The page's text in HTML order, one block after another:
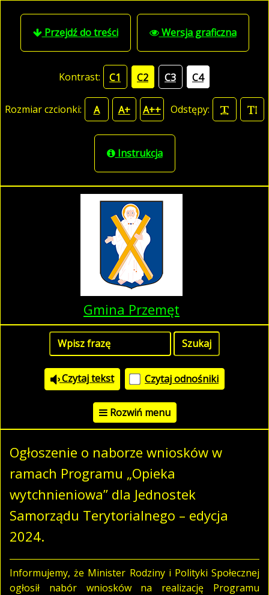
Przejdź do treści Wersja graficzna
Kontrast: C1 C2 C3 C4
Rozmiar czcionki: A A+ A++ Odstępy:
Instrukcja
Gmina Przemęt
Czytaj tekst Czytaj odnośniki
Rozwiń menu
Ogłoszenie o naborze wniosków w
ramach Programu „Opieka
wytchnieniowa” dla Jednostek
Samorządu Terytorialnego – edycja
2024.
Informujemy, że Minister Rodziny i Polityki Społecznej
ogłosił nabór wniosków na realizację Programu